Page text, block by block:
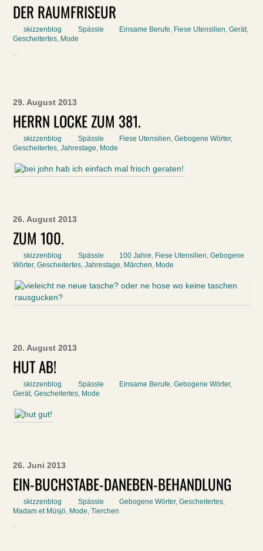
DER RAUMFRISEUR
skizzenblog Spässle Einsame Berufe, Fiese Utensilien,Gerät,
Gescheitertes, Mode
29. August 2013
HERRN LOCKE ZUM 381.
skizzenblog Spässle Fiese Utensilien ,Gebogene Wörter,
Gescheitertes ,Jahrestage Mode
26. August 2013
ZUM 100.
skizzenblog Spässle 100 Jahre, Fiese Utensilien,Gebogene
Wörter,Gescheitertes,Jahrestage, Märchen, Mode
20. August 2013
HUT AB!
skizzenblog Spässle Einsame Berufe,Gebogene Wörter,
Gerät,Gescheitertes, Mode
26. Juni 2013
EIN-BUCHSTABE-DANEBEN-BEHANDLUNG
skizzenblog Spässle Gebogene Wörter,Gescheitertes
Madam et Müsjö Mode ,Tierchen